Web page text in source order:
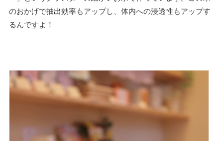
のおかげで抽出効率もアップし、体内への浸透性もアップす
るんですよ！